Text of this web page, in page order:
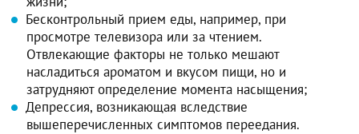
Бесконтрольный прием еды, например, при
просмотре телевизора или за чтением.
Отвлекающие факторы не только мешают
насладиться ароматом и вкусом пищи, но и
затрудняют определение момента насыщения;
Депрессия, возникающая вследствие
вышеперечисленных симптомов переедания.